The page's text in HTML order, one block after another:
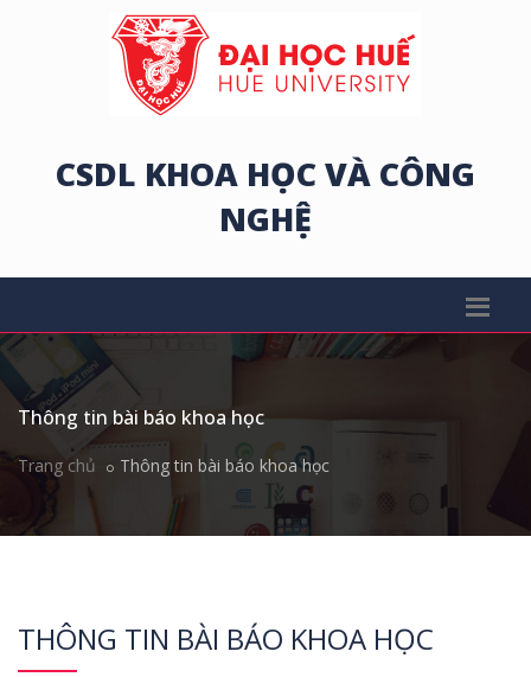
CSDL KHOA HỌC VÀ CÔNG
NGHỆ
Thông tin bài báo khoa học
Trang chủ Thông tin bài báo khoa học
THÔNG TIN BÀI BÁO KHOA HỌC